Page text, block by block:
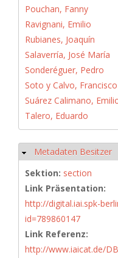
Pouchan, Fanny
Ravignani, Emilio
Rubianes, Joaquín
Salaverría, José María
Sonderéguer, Pedro
Soto y Calvo, Francisco
Suárez Calimano,
Talero, Eduardo
Hide
Metadaten Besitzer
Sektion: section
Link Präsentation:
http://digital.iai.spk-
id=789860147
Link Referenz:
http://www.iaicat.de/